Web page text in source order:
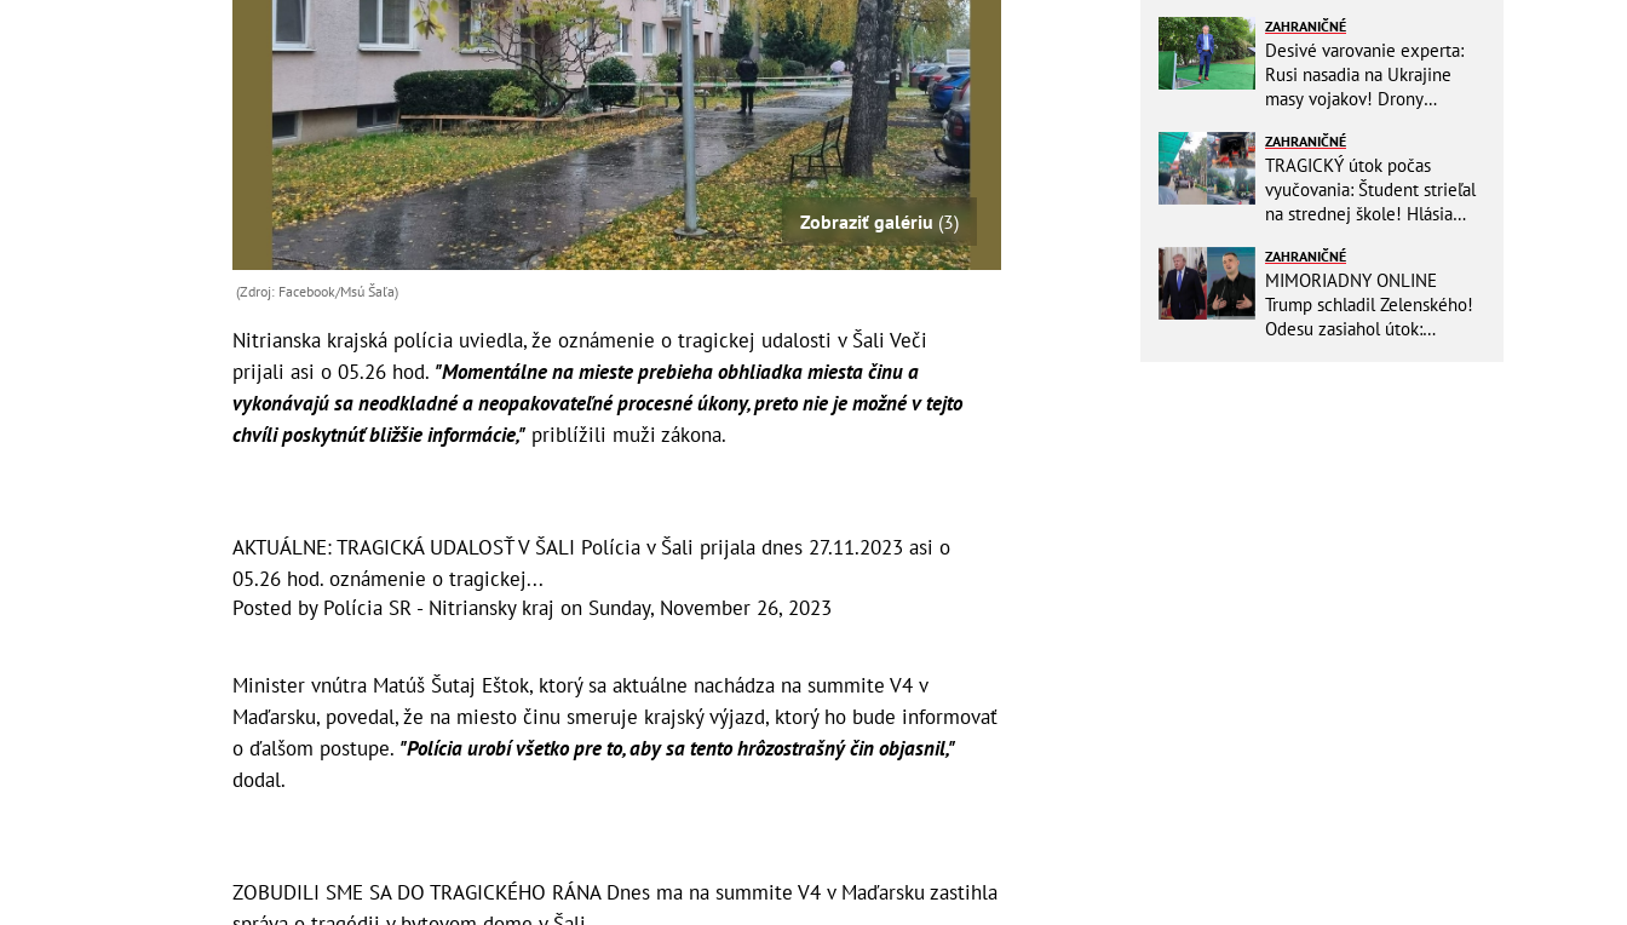
Zobraziť galériu (3)
(Zdroj: Facebook/Msú Šaľa)
Nitrianska krajská polícia uviedla, že oznámenie o tragickej udalosti v Šali Veči
prijali asi o 05.26 hod. "Momentálne na mieste prebieha obhliadka miesta činu a
vykonávajú sa neodkladné a neopakovateľné procesné úkony, preto nie je možné v tejto
chvíli poskytnúť bližšie informácie," priblížili muži zákona.
AKTUÁLNE: TRAGICKÁ UDALOSŤ V ŠALI Polícia v Šali prijala dnes 27.11.2023 asi o
05.26 hod. oznámenie o tragickej...
Posted by Polícia SR - Nitriansky kraj on Sunday, November 26, 2023
Minister vnútra Matúš Šutaj Eštok, ktorý sa aktuálne nachádza na summite V4 v
Maďarsku, povedal, že na miesto činu smeruje krajský výjazd, ktorý ho bude informovať
o ďalšom postupe. "Polícia urobí všetko pre to, aby sa tento hrôzostrašný čin objasnil,"
dodal.
ZOBUDILI SME SA DO TRAGICKÉHO RÁNA Dnes ma na summite V4 v Maďarsku zastihla
vode ani stopy!
ZAHRANIČNÉ
Desivé varovanie experta:
Rusi nasadia na Ukrajine
masy vojakov! Drony
ZAHRANIČNÉ
TRAGICKÝ útok počas
vyučovania: Študent strieľal
na strednej škole! Hlásia
zranených
ZAHRANIČNÉ
MIMORIADNY ONLINE
Trump schladil Zelenského!
Odesu zasiahol útok: